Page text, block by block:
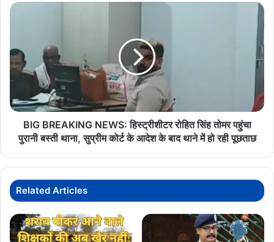
के
को
मिलेगा
सम्मान
BIG
रोहित
सिंह
पहुंचा
पुरानी
थाना,
आदेश
के
बाद
थाने
में
BIG BREAKING NEWS: हिस्ट्रीशीटर रोहित सिंह तोमर पहुंचा
पुरानी बस्ती थाना, सुप्रीम कोर्ट के आदेश के बाद थाने में हो रही पूछताछ
Related Articles